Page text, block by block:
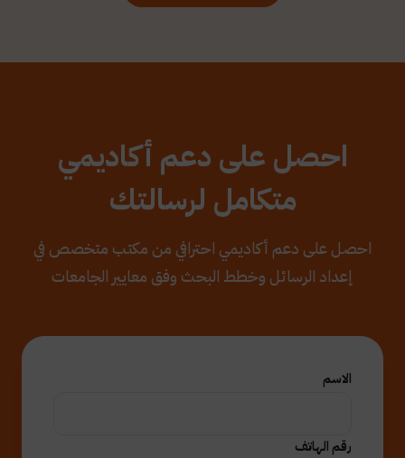
احصل على دعم أكاديمي
متكامل لرسالتك
احصل على دعم أكاديمي احترافي من مكتب متخصص في
إعداد الرسائل وخطط البحث وفق معايير الجامعات
الاسم
رقم الهاتف